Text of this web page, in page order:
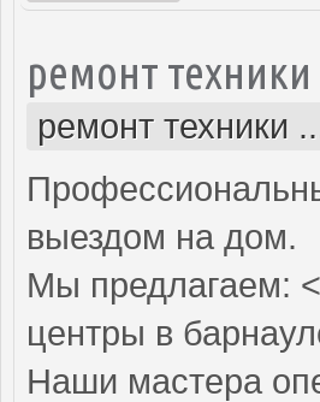
ремонт
ремонт техники
выездом на дом.
Мы предлагаем:
центры в
Наши мастера